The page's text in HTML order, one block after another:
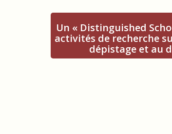
Un « Distinguished
activités de recherche
dépistage et au